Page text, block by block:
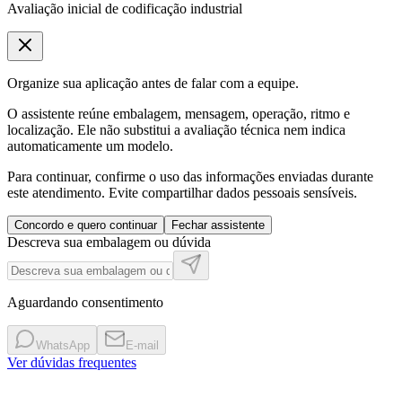
Avaliação inicial de codificação industrial
Organize sua aplicação antes de falar com a equipe.
O assistente reúne embalagem, mensagem, operação, ritmo e
localização. Ele não substitui a avaliação técnica nem indica
automaticamente um modelo.
Para continuar, confirme o uso das informações enviadas durante
este atendimento. Evite compartilhar dados pessoais sensíveis.
Concordo e quero continuar Fechar assistente
Descreva sua embalagem ou dúvida
Aguardando consentimento
WhatsApp E-mail
Ver dúvidas frequentes